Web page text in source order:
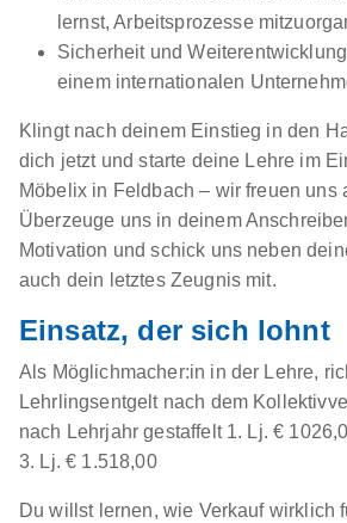
lernst, Arbeitsprozesse
Sicherheit und
einem internationalen
Klingt nach deinem Einstieg in den
dich jetzt und starte deine Lehre im
Möbelix in Feldbach – wir freuen uns
Überzeuge uns in deinem
Motivation und schick uns neben
auch dein letztes Zeugnis mit.
Einsatz, der sich lohnt
Als Möglichmacher:in in der Lehre,
Lehrlingsentgelt nach dem
nach Lehrjahr gestaffelt 1. Lj. €
3. Lj. € 1.518,00
Du willst lernen, wie Verkauf wirklich